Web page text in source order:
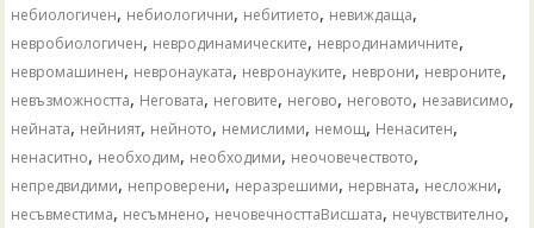
небиологичен, небиологични, небитието, невиждаща,
невробиологичен, невродинамическите, невродинамичните,
невромашинен, невронауката, невронауките, неврони, невроните,
невъзможността, Неговата, неговите, негово, неговото, независимо,
нейната, нейният, нейното, немислими, немощ, Ненаситен,
ненаситно, необходим, необходими, неочовечеството,
непредвидими, непроверени, неразрешими, нервната, несложни,
несъвместима, несъмнено, нечовечносттаВисшата, нечувствително,